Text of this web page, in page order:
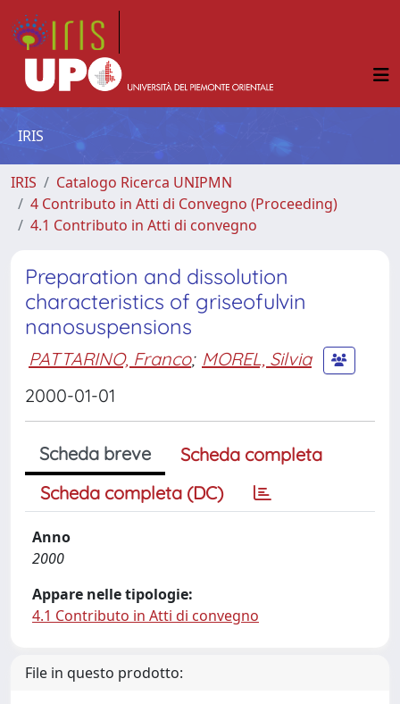
IRIS
IRIS
Catalogo Ricerca UNIPMN
4 Contributo in Atti di Convegno (Proceeding)
4.1 Contributo in Atti di convegno
Preparation and dissolution
characteristics of griseofulvin
nanosuspensions
PATTARINO, Franco; MOREL, Silvia
2000-01-01
Scheda breve
Scheda completa
Scheda completa (DC)
Anno
2000
Appare nelle tipologie:
4.1 Contributo in Atti di convegno
File in questo prodotto: